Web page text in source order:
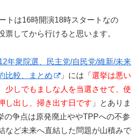
トは16時開演18時スタートなの
票してから行けると思います。
年衆院選、民主党/自民党/維新/未来
比較、まとめ
」には「 選挙は悪い
少しでもましな人を当選させて、使
し出し、掃き出す日です 」とありま
の争点は原発廃止ややTPPへの不参
など未来へ直結した問題が山積みで